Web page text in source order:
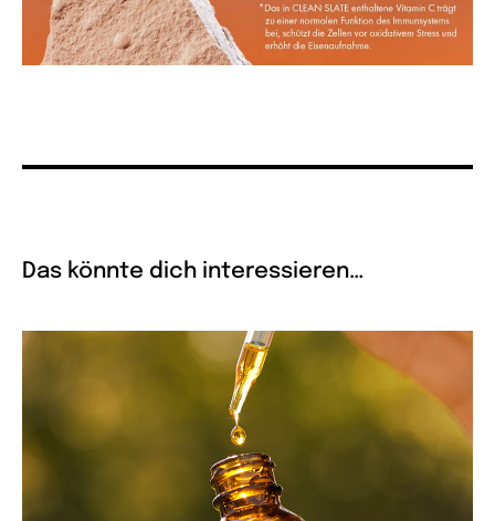
Das könnte dich interessieren…